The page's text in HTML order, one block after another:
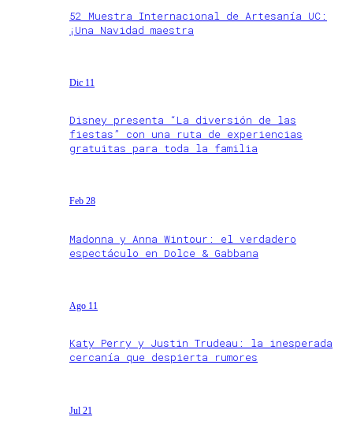
52 Muestra Internacional de Artesanía UC:
¡Una Navidad maestra
Dic 11
Disney presenta “La diversión de las
fiestas” con una ruta de experiencias
gratuitas para toda la familia
Feb 28
Madonna y Anna Wintour: el verdadero
espectáculo en Dolce & Gabbana
Ago 11
Katy Perry y Justin Trudeau: la inesperada
cercanía que despierta rumores
Jul 21